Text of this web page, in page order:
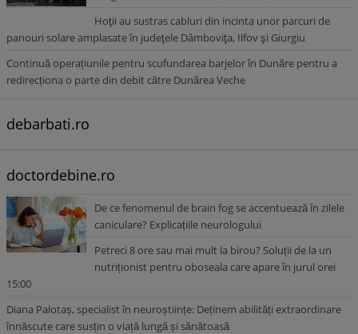
Hoţii au sustras cabluri din incinta unor parcuri de
panouri solare amplasate în judeţele Dâmboviţa, Ilfov şi Giurgiu
Continuă operațiunile pentru scufundarea barjelor în Dunăre pentru a
redirecționa o parte din debit către Dunărea Veche
debarbati.ro
doctordebine.ro
De ce fenomenul de brain fog se accentuează în zilele
caniculare? Explicațiile neurologului
Petreci 8 ore sau mai mult la birou? Soluții de la un
nutriționist pentru oboseala care apare în jurul orei
15:00
Diana Palotaș, specialist în neuroștiințe: Deținem abilități extraordinare
înnăscute care susțin o viață lungă și sănătoasă